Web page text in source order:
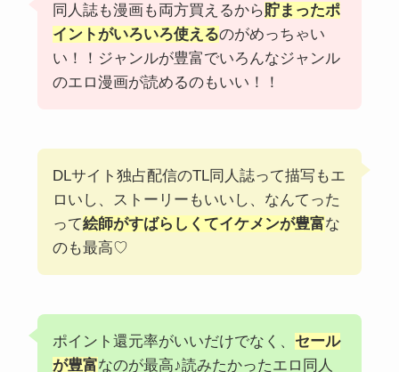
同人誌も漫画も両方買えるから貯まったポ
イントがいろいろ使えるのがめっちゃい
い！！ジャンルが豊富でいろんなジャンル
のエロ漫画が読めるのもいい！！
DLサイト独占配信のTL同人誌って描写もエ
ロいし、ストーリーもいいし、なんてった
って絵師がすばらしくてイケメンが豊富な
のも最高♡
ポイント還元率がいいだけでなく、 セール
が豊富なのが最高♪読みたかったエロ同人